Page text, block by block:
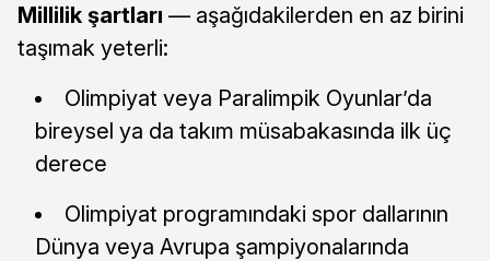
Millilik şartları — aşağıdakilerden en az birini
taşımak yeterli:
Olimpiyat veya Paralimpik Oyunlar’da
bireysel ya da takım müsabakasında ilk üç
derece
Olimpiyat programındaki spor dallarının
Dünya veya Avrupa şampiyonalarında